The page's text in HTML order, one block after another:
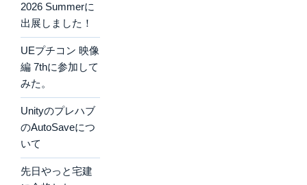
2026 Summerに
出展しました！
UEプチコン 映像
編 7thに参加して
みた。
Unityのプレハブ
のAutoSaveにつ
いて
先日やっと宅建